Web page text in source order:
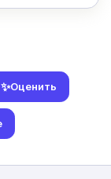
✨Оценить